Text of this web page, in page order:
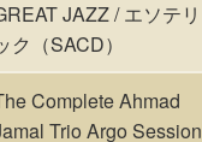
JAZZ / エソテリ
ク（SACD）
Complete Ahmad
Trio Argo Session